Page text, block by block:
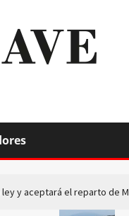
y aceptará el reparto de